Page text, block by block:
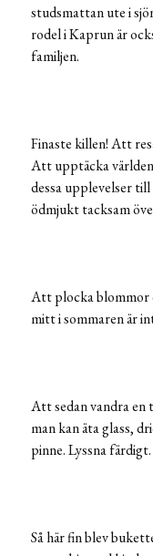
studsmattan ute i
rodel i Kaprun är
familjen.
Finaste killen! Att
Att upptäcka
dessa upplevelser
ödmjukt tacksam
Att plocka blommor
mitt i sommaren är
Att sedan vandra en
man kan äta glass,
pinne. Lyssna
Så här fin blev